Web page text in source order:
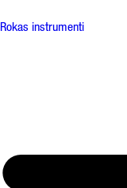
Rokas instrumenti